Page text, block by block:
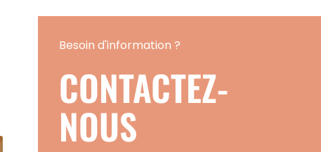
Besoin d'information ?
CONTACTEZ-
NOUS